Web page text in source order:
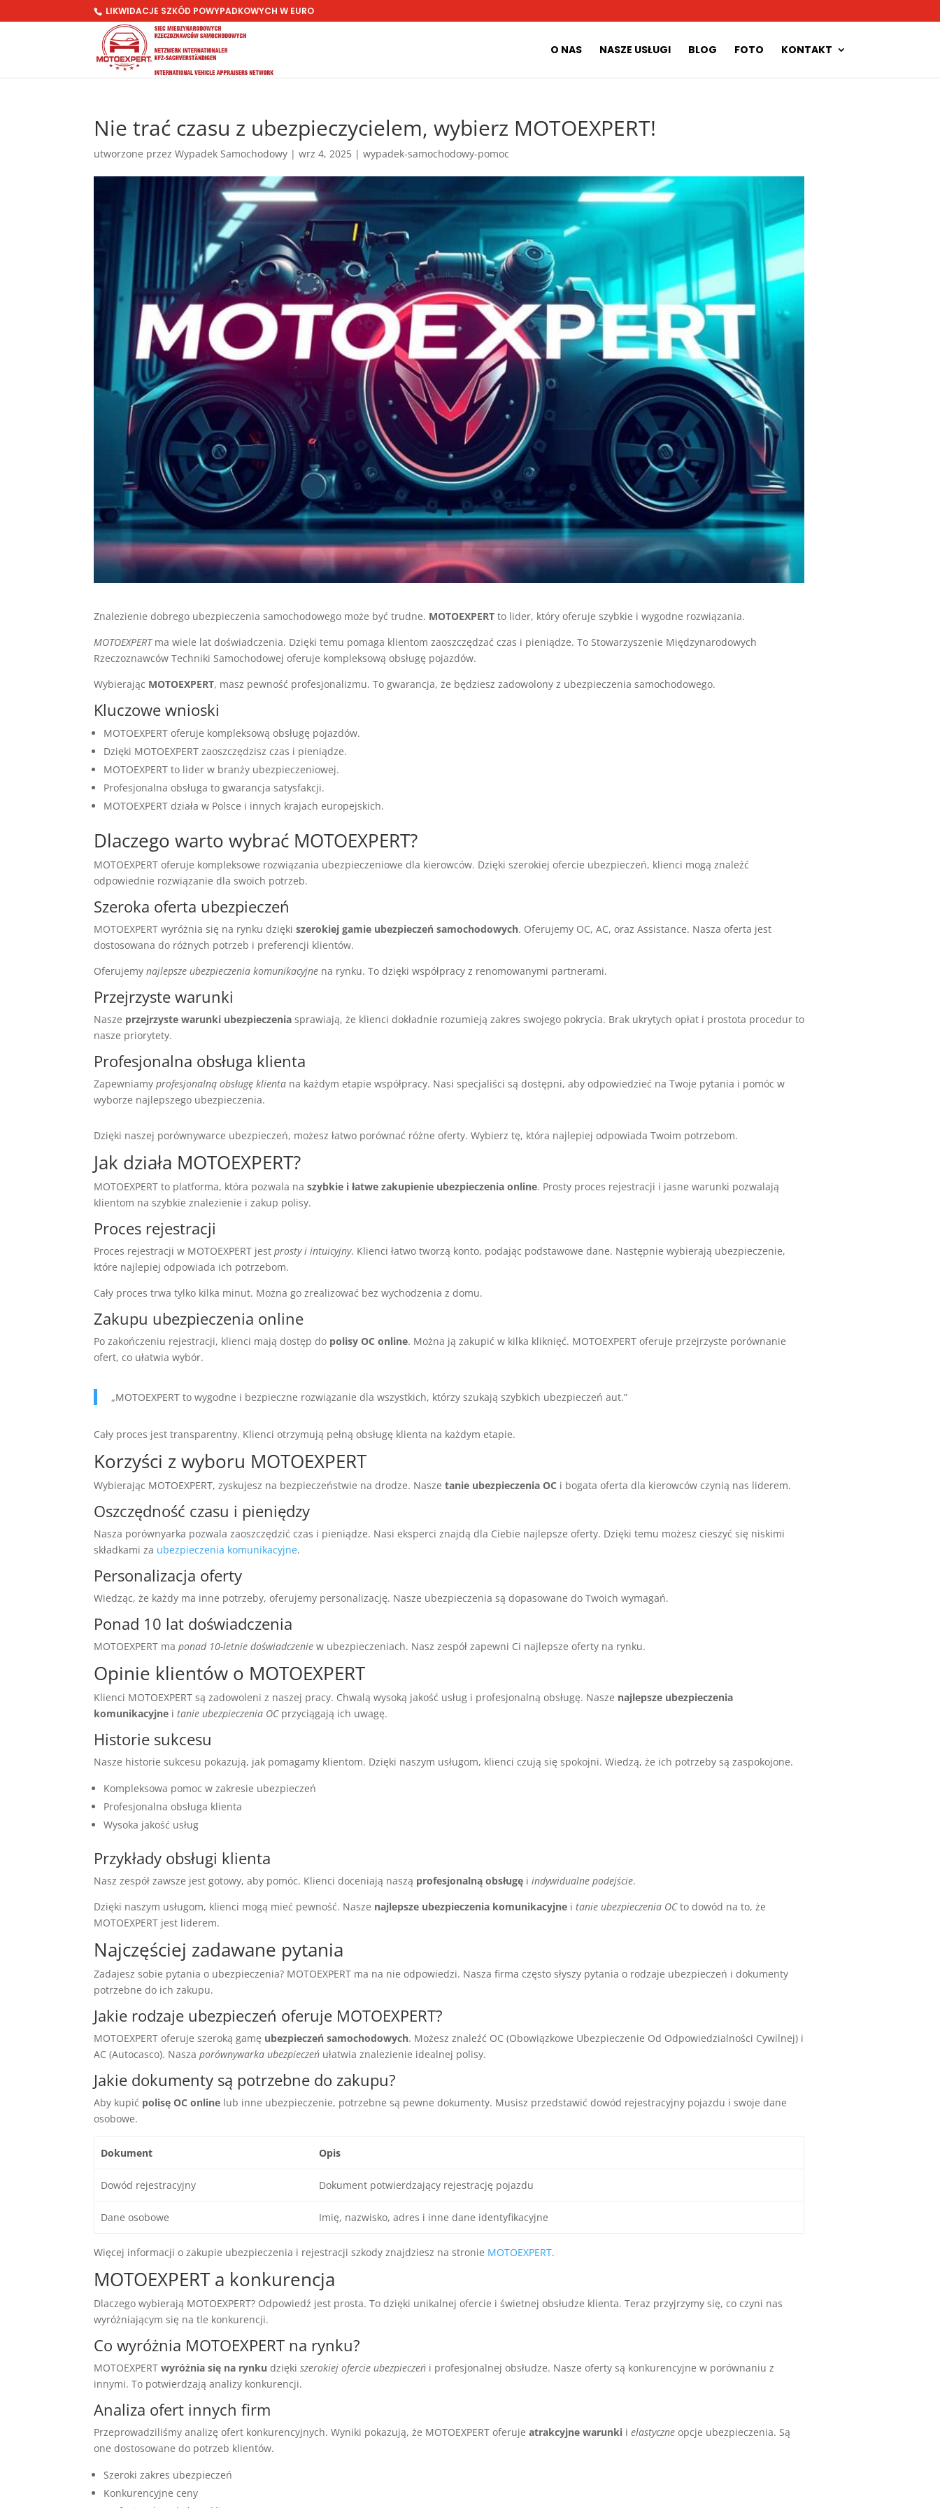
LIKWIDACJE SZKÓD POWYPADKOWYCH W EURO
O NAS NASZE USŁUGI BLOG FOTO KONTAKT
Nie trać czasu z ubezpieczycielem, wybierz MOTOEXPERT!
utworzone przezWypadek Samochodowy |wrz 4, 2025 |wypadek-samochodowy-pomoc
Znalezienie dobrego ubezpieczenia samochodowego może być trudne. MOTOEXPERT to lider, który oferuje szybkie i wygodne rozwiązania.
MOTOEXPERTma wiele lat doświadczenia. Dzięki temu pomaga klientom zaoszczędzać czas i pieniądze. To Stowarzyszenie Międzynarodowych
Rzeczoznawców Techniki Samochodowej oferuje kompleksową obsługę pojazdów.
Wybierając MOTOEXPERT, masz pewność profesjonalizmu. To gwarancja, że będziesz zadowolony z ubezpieczenia samochodowego.
Kluczowe wnioski
MOTOEXPERT oferuje kompleksową obsługę pojazdów.
Dzięki MOTOEXPERT zaoszczędzisz czas i pieniądze.
MOTOEXPERT to lider w branży ubezpieczeniowej.
Profesjonalna obsługa to gwarancja satysfakcji.
MOTOEXPERT działa w Polsce i innych krajach europejskich.
Dlaczego warto wybrać MOTOEXPERT?
MOTOEXPERT oferuje kompleksowe rozwiązania ubezpieczeniowe dla kierowców. Dzięki szerokiej ofercie ubezpieczeń, klienci mogą znaleźć
odpowiednie rozwiązanie dla swoich potrzeb.
Szeroka oferta ubezpieczeń
MOTOEXPERT wyróżnia się na rynku dziękiszerokiej gamie ubezpieczeń samochodowych. Oferujemy OC, AC, oraz Assistance. Nasza oferta jest
dostosowana do różnych potrzeb i preferencji klientów.
Oferujemynajlepsze ubezpieczenia komunikacyjne na rynku. To dzięki współpracy z renomowanymi partnerami.
Przejrzyste warunki
Nasze przejrzyste warunki ubezpieczenia sprawiają, że klienci dokładnie rozumieją zakres swojego pokrycia. Brak ukrytych opłat i prostota procedur to
nasze priorytety.
Profesjonalna obsługa klienta
Zapewniamyprofesjonalną obsługę klienta na każdym etapie współpracy. Nasi specjaliści są dostępni, aby odpowiedzieć na Twoje pytania i pomóc w
wyborze najlepszego ubezpieczenia.
Dzięki naszej porównywarce ubezpieczeń, możesz łatwo porównać różne oferty. Wybierz tę, która najlepiej odpowiada Twoim potrzebom.
Jak działa MOTOEXPERT?
MOTOEXPERT to platforma, która pozwala naszybkie i łatwe zakupienie ubezpieczenia online. Prosty proces rejestracji i jasne warunki pozwalają
klientom na szybkie znalezienie i zakup polisy.
Proces rejestracji
Proces rejestracji w MOTOEXPERT jestprosty i intuicyjny. Klienci łatwo tworzą konto, podając podstawowe dane. Następnie wybierają ubezpieczenie,
które najlepiej odpowiada ich potrzebom.
Cały proces trwa tylko kilka minut. Można go zrealizować bez wychodzenia z domu.
Zakupu ubezpieczenia online
Po zakończeniu rejestracji, klienci mają dostęp do polisy OC online. Można ją zakupić w kilka kliknięć. MOTOEXPERT oferuje przejrzyste porównanie
ofert, co ułatwia wybór.
„MOTOEXPERT to wygodne i bezpieczne rozwiązanie dla wszystkich, którzy szukają szybkich ubezpieczeń aut.”
Cały proces jest transparentny. Klienci otrzymują pełną obsługę klienta na każdym etapie.
Korzyści z wyboru MOTOEXPERT
Wybierając MOTOEXPERT, zyskujesz na bezpieczeństwie na drodze. Naszetanie ubezpieczenia OC i bogata oferta dla kierowców czynią nas liderem.
Oszczędność czasu i pieniędzy
Nasza porównyarka pozwala zaoszczędzić czas i pieniądze. Nasi eksperci znajdą dla Ciebie najlepsze oferty. Dzięki temu możesz cieszyć się niskimi
składkami za ubezpieczenia komunikacyjne.
Personalizacja oferty
Wiedząc, że każdy ma inne potrzeby, oferujemy personalizację. Nasze ubezpieczenia są dopasowane do Twoich wymagań.
Ponad 10 lat doświadczenia
MOTOEXPERT maponad 10-letnie doświadczenie w ubezpieczeniach. Nasz zespół zapewni Ci najlepsze oferty na rynku.
Opinie klientów o MOTOEXPERT
Klienci MOTOEXPERT są zadowoleni z naszej pracy. Chwalą wysoką jakość usług i profesjonalną obsługę. Nasze najlepsze ubezpieczenia
komunikacyjne itanie ubezpieczenia OCprzyciągają ich uwagę.
Historie sukcesu
Nasze historie sukcesu pokazują, jak pomagamy klientom. Dzięki naszym usługom, klienci czują się spokojni. Wiedzą, że ich potrzeby są zaspokojone.
Kompleksowa pomoc w zakresie ubezpieczeń
Profesjonalna obsługa klienta
Wysoka jakość usług
Przykłady obsługi klienta
Nasz zespół zawsze jest gotowy, aby pomóc. Klienci doceniają naszą profesjonalną obsługę iindywidualne podejście.
Dzięki naszym usługom, klienci mogą mieć pewność. Nasze najlepsze ubezpieczenia komunikacyjne itanie ubezpieczenia OCto dowód na to, że
MOTOEXPERT jest liderem.
Najczęściej zadawane pytania
Zadajesz sobie pytania o ubezpieczenia? MOTOEXPERT ma na nie odpowiedzi. Nasza firma często słyszy pytania o rodzaje ubezpieczeń i dokumenty
potrzebne do ich zakupu.
Jakie rodzaje ubezpieczeń oferuje MOTOEXPERT?
MOTOEXPERT oferuje szeroką gamę ubezpieczeń samochodowych. Możesz znaleźć OC (Obowiązkowe Ubezpieczenie Od Odpowiedzialności Cywilnej) i
AC (Autocasco). Naszaporównywarka ubezpieczeń ułatwia znalezienie idealnej polisy.
Jakie dokumenty są potrzebne do zakupu?
Aby kupić polisę OC online lub inne ubezpieczenie, potrzebne są pewne dokumenty. Musisz przedstawić dowód rejestracyjny pojazdu i swoje dane
osobowe.
Dokument Opis
Dowód rejestracyjny Dokument potwierdzający rejestrację pojazdu
Dane osobowe Imię, nazwisko, adres i inne dane identyfikacyjne
Więcej informacji o zakupie ubezpieczenia i rejestracji szkody znajdziesz na stronie MOTOEXPERT.
MOTOEXPERT a konkurencja
Dlaczego wybierają MOTOEXPERT? Odpowiedź jest prosta. To dzięki unikalnej ofercie i świetnej obsłudze klienta. Teraz przyjrzymy się, co czyni nas
wyróżniającym się na tle konkurencji.
Co wyróżnia MOTOEXPERT na rynku?
MOTOEXPERTwyróżnia się na rynku dziękiszerokiej ofercie ubezpieczeń i profesjonalnej obsłudze. Nasze oferty są konkurencyjne w porównaniu z
innymi. To potwierdzają analizy konkurencji.
Analiza ofert innych firm
Przeprowadziliśmy analizę ofert konkurencyjnych. Wyniki pokazują, że MOTOEXPERT oferujeatrakcyjne warunki ielastyczne opcje ubezpieczenia. Są
one dostosowane do potrzeb klientów.
Szeroki zakres ubezpieczeń
Konkurencyjne ceny